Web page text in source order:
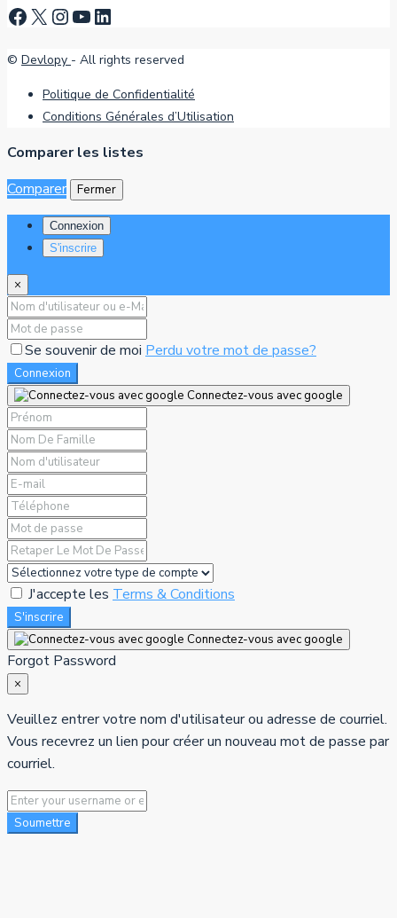
Facebook
X Instagram
YouTube
LinkedIn
© Devlopy - All rights reserved
Politique de Confidentialité
Conditions Générales d’Utilisation
Comparer les listes
Comparer
Fermer
Connexion
S'inscrire
×
Se souvenir de moi Perdu votre mot de passe?
Connexion
Connectez-vous avec google
J'accepte les Terms & Conditions
S'inscrire
Connectez-vous avec google
Forgot Password
×
Veuillez entrer votre nom d'utilisateur ou adresse de courriel.
Vous recevrez un lien pour créer un nouveau mot de passe par
courriel.
Soumettre